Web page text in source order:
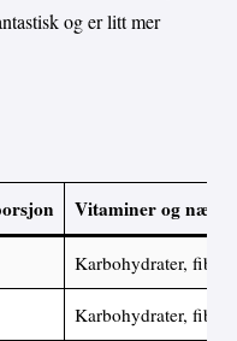
og er litt mer
Vitaminer og
Karbohydrater, fiber
Karbohydrater, fiber